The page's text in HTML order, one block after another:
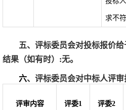
求不
五、 评标委员会对投标报价
结果（如有时） :无。
六、评标委员会对中标人评审
评审内容 评委1 评委2